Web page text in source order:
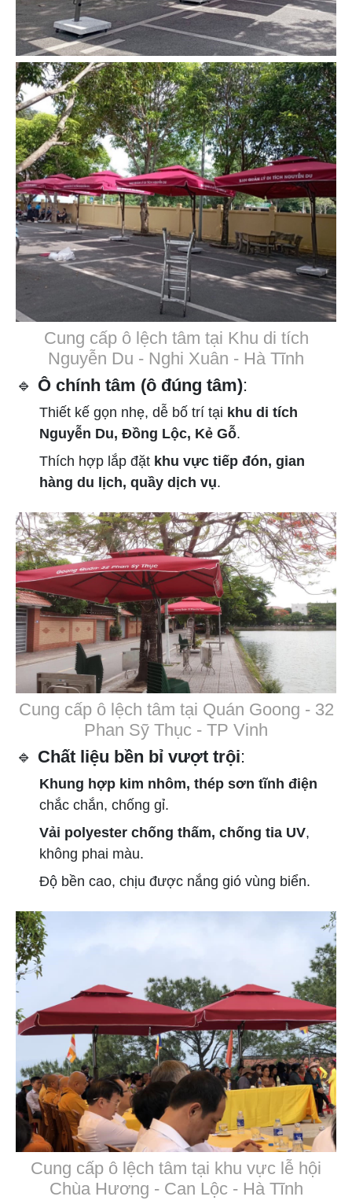
Cung cấp ô lệch tâm tại Khu di tích
Nguyễn Du - Nghi Xuân - Hà Tĩnh
🔹 Ô chính tâm (ô đúng tâm):
Thiết kế gọn nhẹ, dễ bố trí tại khu di tích
Nguyễn Du, Đồng Lộc, Kẻ Gỗ.
Thích hợp lắp đặt khu vực tiếp đón, gian
hàng du lịch, quầy dịch vụ.
Cung cấp ô lệch tâm tại Quán Goong - 32
Phan Sỹ Thục - TP Vinh
🔹 Chất liệu bền bỉ vượt trội:
Khung hợp kim nhôm, thép sơn tĩnh điện
chắc chắn, chống gỉ.
Vải polyester chống thấm, chống tia UV,
không phai màu.
Độ bền cao, chịu được nắng gió vùng biển.
Cung cấp ô lệch tâm tại khu vực lễ hội
Chùa Hương - Can Lộc - Hà Tĩnh